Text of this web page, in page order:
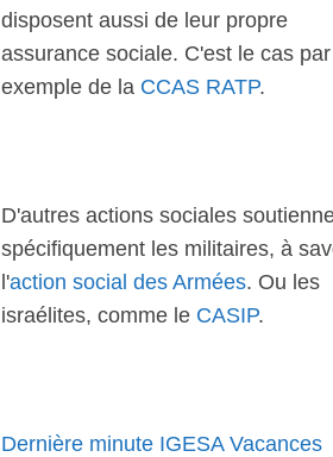
disposent aussi de leur propre
assurance sociale. C'est le cas par
exemple de la CCAS RATP.
D'autres actions sociales
spécifiquement les militaires, à
l'action social des Armées. Ou les
israélites, comme le CASIP.
Dernière minute IGESA Vacances